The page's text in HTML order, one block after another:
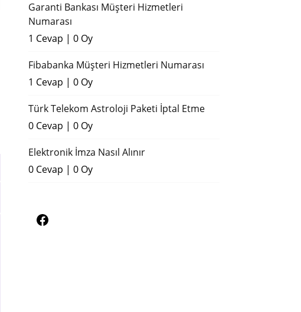
Garanti Bankası Müşteri Hizmetleri
Numarası
1 Cevap | 0 Oy
Fibabanka Müşteri Hizmetleri Numarası
1 Cevap | 0 Oy
Türk Telekom Astroloji Paketi İptal Etme
0 Cevap | 0 Oy
Elektronik İmza Nasıl Alınır
0 Cevap | 0 Oy